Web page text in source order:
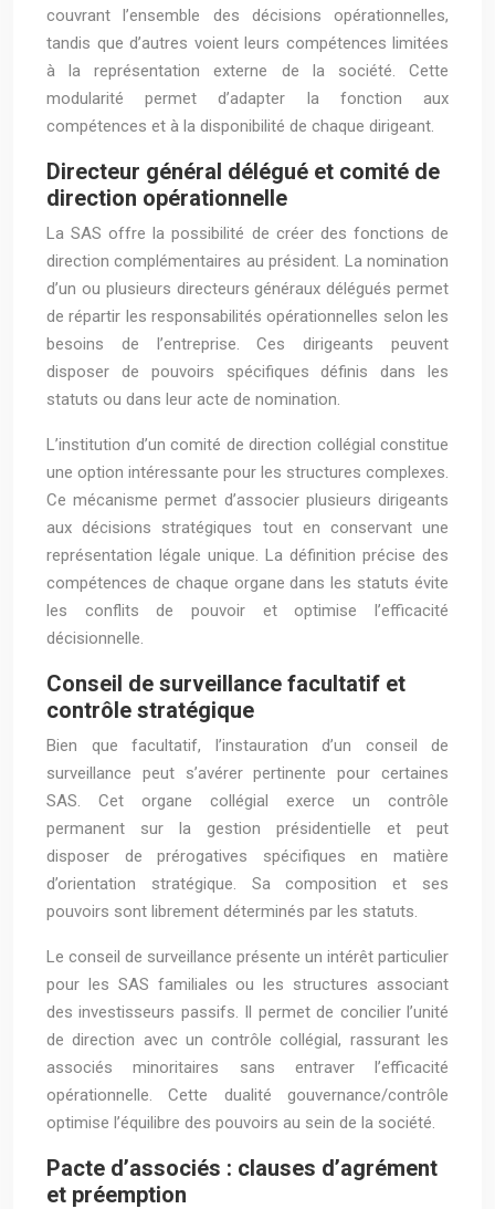
couvrant l’ensemble des décisions opérationnelles,
tandis que d’autres voient leurs compétences limitées
à la représentation externe de la société. Cette
modularité permet d’adapter la fonction aux
compétences et à la disponibilité de chaque dirigeant.
Directeur général délégué et comité de
direction opérationnelle
La SAS offre la possibilité de créer des fonctions de
direction complémentaires au président. La nomination
d’un ou plusieurs directeurs généraux délégués permet
de répartir les responsabilités opérationnelles selon les
besoins de l’entreprise. Ces dirigeants peuvent
disposer de pouvoirs spécifiques définis dans les
statuts ou dans leur acte de nomination.
L’institution d’un comité de direction collégial constitue
une option intéressante pour les structures complexes.
Ce mécanisme permet d’associer plusieurs dirigeants
aux décisions stratégiques tout en conservant une
représentation légale unique. La définition précise des
compétences de chaque organe dans les statuts évite
les conflits de pouvoir et optimise l’efficacité
décisionnelle.
Conseil de surveillance facultatif et
contrôle stratégique
Bien que facultatif, l’instauration d’un conseil de
surveillance peut s’avérer pertinente pour certaines
SAS. Cet organe collégial exerce un contrôle
permanent sur la gestion présidentielle et peut
disposer de prérogatives spécifiques en matière
d’orientation stratégique. Sa composition et ses
pouvoirs sont librement déterminés par les statuts.
Le conseil de surveillance présente un intérêt particulier
pour les SAS familiales ou les structures associant
des investisseurs passifs. Il permet de concilier l’unité
de direction avec un contrôle collégial, rassurant les
associés minoritaires sans entraver l’efficacité
opérationnelle. Cette dualité gouvernance/contrôle
optimise l’équilibre des pouvoirs au sein de la société.
Pacte d’associés : clauses d’agrément
et préemption